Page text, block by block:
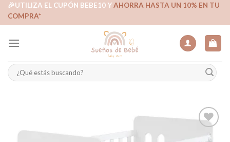
Skip🎉UTILIZA EL CUPÓN BEBE10 YAHORRA HASTA UN 10% EN TU
COMPRA*
Buscar
por: